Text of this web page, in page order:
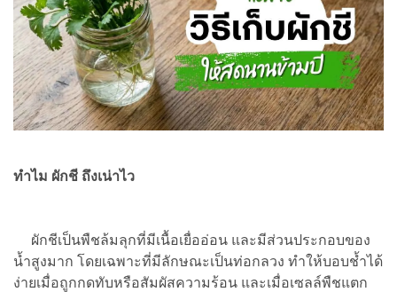
ทำไม ผักชี ถึงเน่าไว
ผักชีเป็นพืชล้มลุกที่มีเนื้อเยื่ออ่อน และมีส่วนประกอบของ
น้ำสูงมาก โดยเฉพาะที่มีลักษณะเป็นท่อกลวง ทำให้บอบช้ำได้
ง่ายเมื่อถูกกดทับหรือสัมผัสความร้อน และเมื่อเซลล์พืชแตก